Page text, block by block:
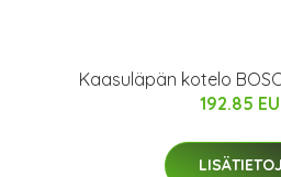
Kaasuläpän kotelo
192.85